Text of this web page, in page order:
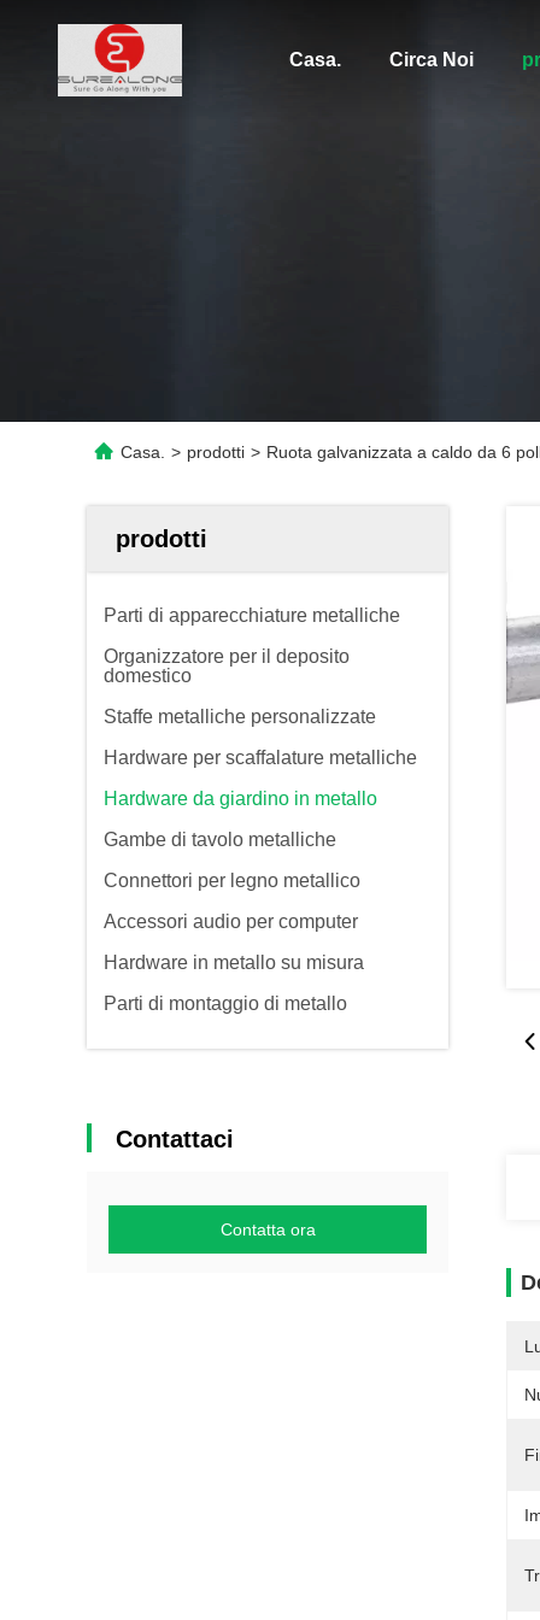
Casa. Circa Noi
Casa. > prodotti > Ruota galvanizzata a caldo da 6
prodotti
Parti di apparecchiature metalliche
Organizzatore per il deposito
domestico
Staffe metalliche personalizzate
Hardware per scaffalature metalliche
Hardware da giardino in metallo
Gambe di tavolo metalliche
Connettori per legno metallico
Accessori audio per computer
Hardware in metallo su misura
Parti di montaggio di metallo
Contattaci
Contatta ora